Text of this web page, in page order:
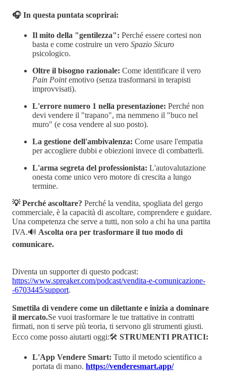
🎧 In questa puntata scoprirai:
Il mito della "gentilezza": Perché essere cortesi non
basta e come costruire un vero Spazio Sicuro
psicologico.
Oltre il bisogno razionale: Come identificare il vero
Pain Pointemotivo (senza trasformarsi in terapisti
improvvisati).
L'errore numero 1 nella presentazione: Perché non
devi vendere il "trapano", ma nemmeno il "buco nel
muro" (e cosa vendere al suo posto).
La gestione dell'ambivalenza: Come usare l'empatia
per accogliere dubbi e obiezioni invece di combatterli.
L'arma segreta del professionista: L'autovalutazione
onesta come unico vero motore di crescita a lungo
termine.
💡 Perché ascoltare? Perché la vendita, spogliata del gergo
commerciale, è la capacità di ascoltare, comprendere e guidare.
Una competenza che serve a tutti, non solo a chi ha una partita
IVA.🔊 Ascolta ora per trasformare il tuo modo di
comunicare.
Diventa un supporter di questo podcast:
https://www.spreaker.com/podcast/vendita-e-comunicazione-
-6703445/support.
Smettila di vendere come un dilettante e inizia a dominare
il mercato.Se vuoi trasformare le tue trattative in contratti
firmati, non ti serve più teoria, ti servono gli strumenti giusti.
Ecco come posso aiutarti oggi:🛠️ STRUMENTI PRATICI:
L'App Vendere Smart: Tutto il metodo scientifico a
portata di mano. https://venderesmart.app/